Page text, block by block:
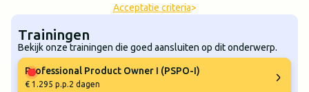
Acceptatie criteria>
Trainingen
Bekijk onze trainingen die goed aansluiten op dit onderwerp.
Professional Product Owner I (PSPO-I)
€ 1.295 p.p.2 dagen